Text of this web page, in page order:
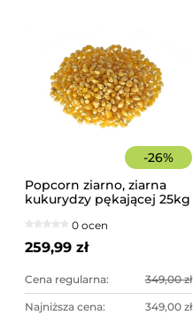
-26%
Popcorn ziarno, ziarna
kukurydzy pękającej 25kg
0 ocen
259,99 zł
Cena regularna: 349,00 zł
Najniższa cena: 349,00 zł